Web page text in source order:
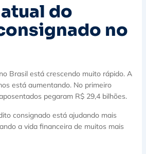
do
no
Brasil está crescendo muito rápido. A
está aumentando. No primeiro
pegaram R$ 29,4 bilhões.
consignado está ajudando mais
a vida financeira de muitos mais